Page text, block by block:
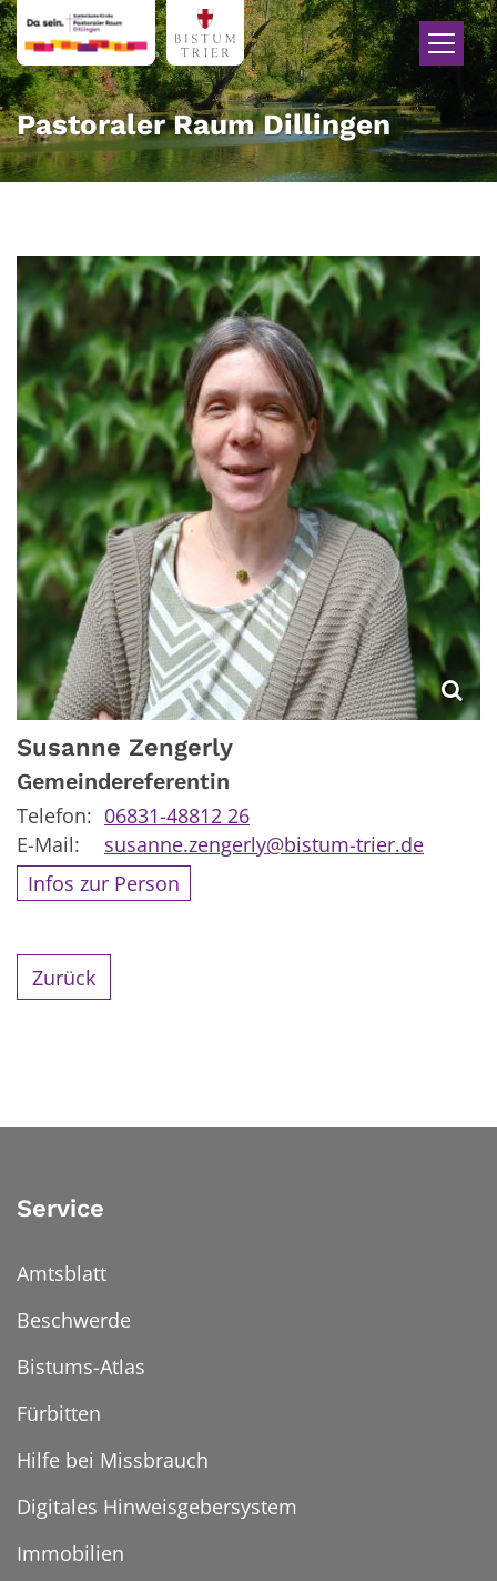
Zum Inhalt springen
Pastoraler Raum Dillingen
Susanne Zengerly
Gemeindereferentin
Telefon: 06831-48812 26
E-Mail:
susanne.zengerly@bistum-trier.de
Infos zur Person
Zurück
Service
Amtsblatt
Beschwerde
Bistums-Atlas
Fürbitten
Hilfe bei Missbrauch
Digitales Hinweisgebersystem
Immobilien